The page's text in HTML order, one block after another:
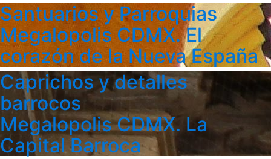
Santuarios y Parroquias
Megalopolis CDMX. El
corazón de la Nueva España
Caprichos y detalles
barrocos
Megalopolis CDMX. La
Capital Barroca